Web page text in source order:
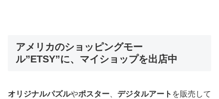
アメリカのショッピングモー
ル”ETSY”に、マイショップを出店中
オリジナルパズルやポスター デジタルアート を販売して